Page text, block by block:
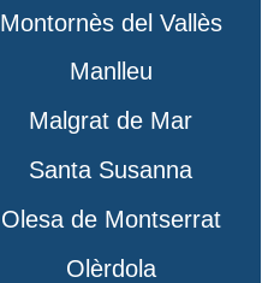
Montornès del Vallès
Manlleu
Malgrat de Mar
Santa Susanna
Olesa de Montserrat
Olèrdola